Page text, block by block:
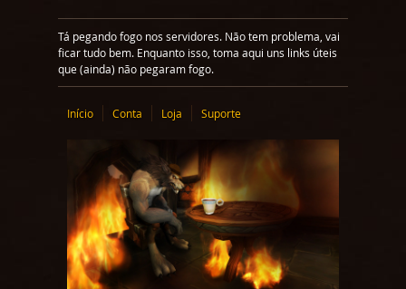
Tá pegando fogo nos servidores. Não tem problema, vai
ficar tudo bem. Enquanto isso, toma aqui uns links úteis
que (ainda) não pegaram fogo.
Início Conta Loja Suporte